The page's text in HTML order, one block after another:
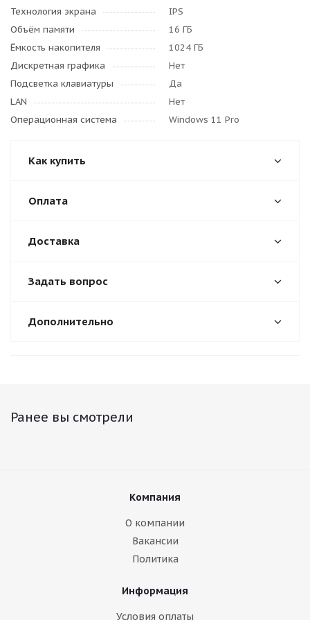
Технология экрана
IPS
Объём памяти
16 ГБ
Ёмкость накопителя
1024 ГБ
Дискретная графика
Нет
Подсветка клавиатуры
Да
LAN
Нет
Операционная система
Windows 11 Pro
Как купить
Оплата
Доставка
Задать вопрос
Дополнительно
Ранее вы смотрели
Компания
О компании
Вакансии
Политика
Информация
Условия оплаты